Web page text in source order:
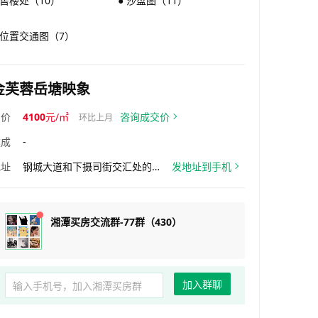
置交通图（7）
芙蓉岳塘映象
4100元/㎡ 环比上月
咨询成交价
-
钢城大道和下摄司街交汇处的西南角 发地址到手机
湘潭买房交流群-77群（430）
加入群聊